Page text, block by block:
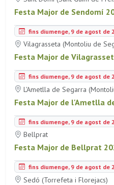
Festa Major de Sendomí
fins diumenge, 9 de agost de
Vilagrasseta (Montoliu de
Festa Major de
fins diumenge, 9 de agost de
L'Ametlla de Segarra
Festa Major de l'Ametlla
fins diumenge, 9 de agost de
Bellprat
Festa Major de Bellprat
fins diumenge, 9 de agost de
Sedó (Torrefeta i Florejacs)